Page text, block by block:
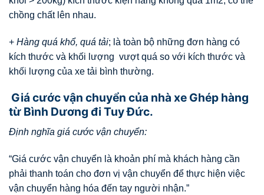
chồng chất lên nhau.
+ Hàng quá khổ, quá tải; là toàn bộ những đơn hàng có
kích thước và khối lượng vượt quá so với kích thước và
khối lượng của xe tải bình thường.
Giá cước vận chuyển của nhà xe Ghép hàng
từ Bình Dương đi Tuy Đức.
Định nghĩa giá cước vận chuyển:
“Giá cước vận chuyển là khoản phí mà khách hàng cần
phải thanh toán cho đơn vị vận chuyển để thực hiện việc
vận chuyển hàng hóa đến tay người nhận.”